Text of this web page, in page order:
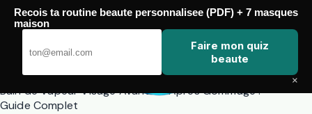
Passer
contenu
Bain de Vapeur Visage Avant ou Après Gommage :
Guide Complet
Recois ta routine beaute personnalisee (PDF) + 7 masques
maison
Faire mon quiz
beaute
×